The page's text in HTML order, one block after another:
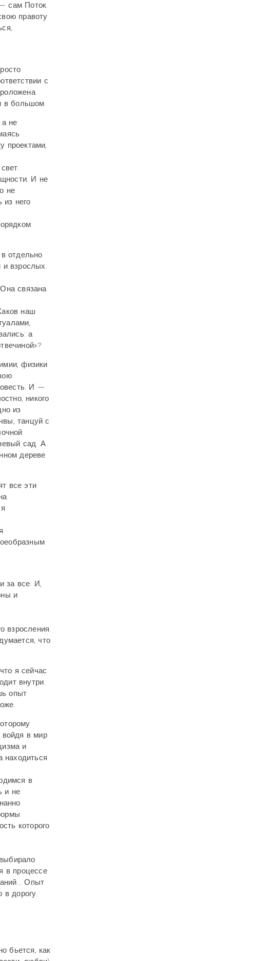
сам Поток.
правоту
с
в большом.
не
проектами,
И не
не
него
отдельно
и взрослых.
связана
наш
а
физики
И —
никого
из
танцуй с
сад. А
дереве
все эти
за все. И,
и
взросления.
что
я сейчас
внутри.
опыт
войдя в мир
и
находиться
в
и не
которого
в процессе
Опыт
в дорогу.
бьется, как